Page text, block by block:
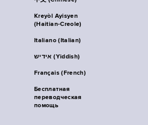
Kreyòl Ayisyen
(Haitian-Creole)
Italiano (Italian)
אידיש (Yiddish)
Français (French)
Бесплатная
переводческая
помощь